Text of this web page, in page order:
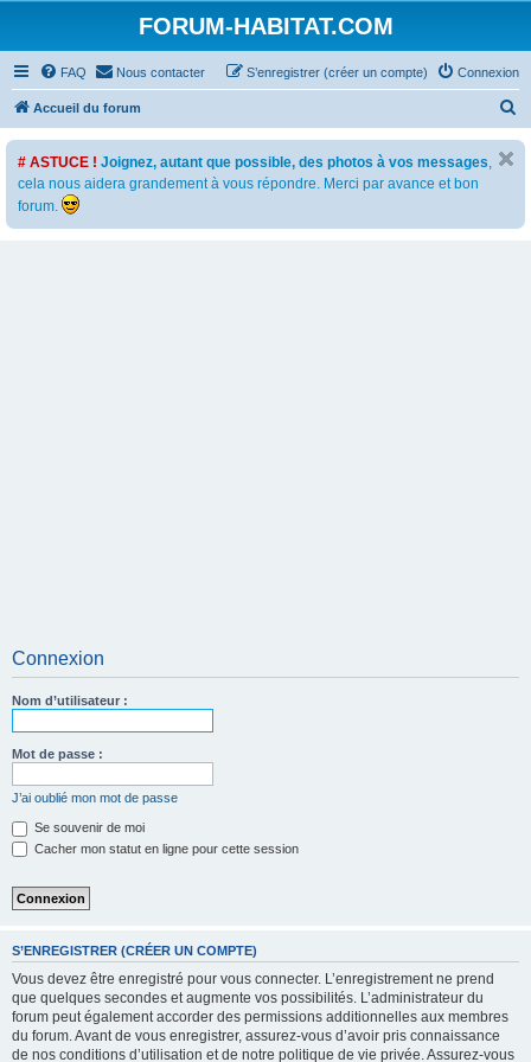
FORUM-HABITAT.COM
FAQ Nous contacter Connexion
S’enregistrer (créer un compte)
Accueil du forum
e
# ASTUCE ! Joignez, autant que possible, des photos à vos messages,
cela nous aidera grandement à vous répondre. Merci par avance et bon
forum.
Connexion
Nom d’utilisateur :
Mot de passe :
J’ai oublié mon mot de passe
Se souvenir de moi
Cacher mon statut en ligne pour cette session
S’ENREGISTRER (CRÉER UN COMPTE)
Vous devez être enregistré pour vous connecter. L’enregistrement ne prend
que quelques secondes et augmente vos possibilités. L’administrateur du
forum peut également accorder des permissions additionnelles aux membres
du forum. Avant de vous enregistrer, assurez-vous d’avoir pris connaissance
de nos conditions d’utilisation et de notre politique de vie privée. Assurez-vous